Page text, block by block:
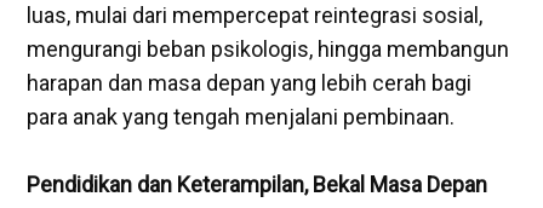
luas, mulai dari mempercepat reintegrasi sosial,
mengurangi beban psikologis, hingga membangun
harapan dan masa depan yang lebih cerah bagi
para anak yang tengah menjalani pembinaan.
‎Pendidikan dan Keterampilan, Bekal Masa Depan